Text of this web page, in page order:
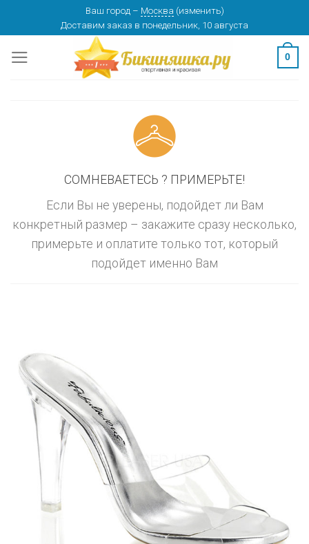
content
Ваш город – Москва (изменить)
Доставим заказ в понедельник, 10 августа
0
СОМНЕВАЕТЕСЬ ? ПРИМЕРЬТЕ!
Если Вы не уверены, подойдет ли Вам
конкретный размер – закажите сразу несколько,
примерьте и оплатите только тот, который
подойдет именно Вам
изменить